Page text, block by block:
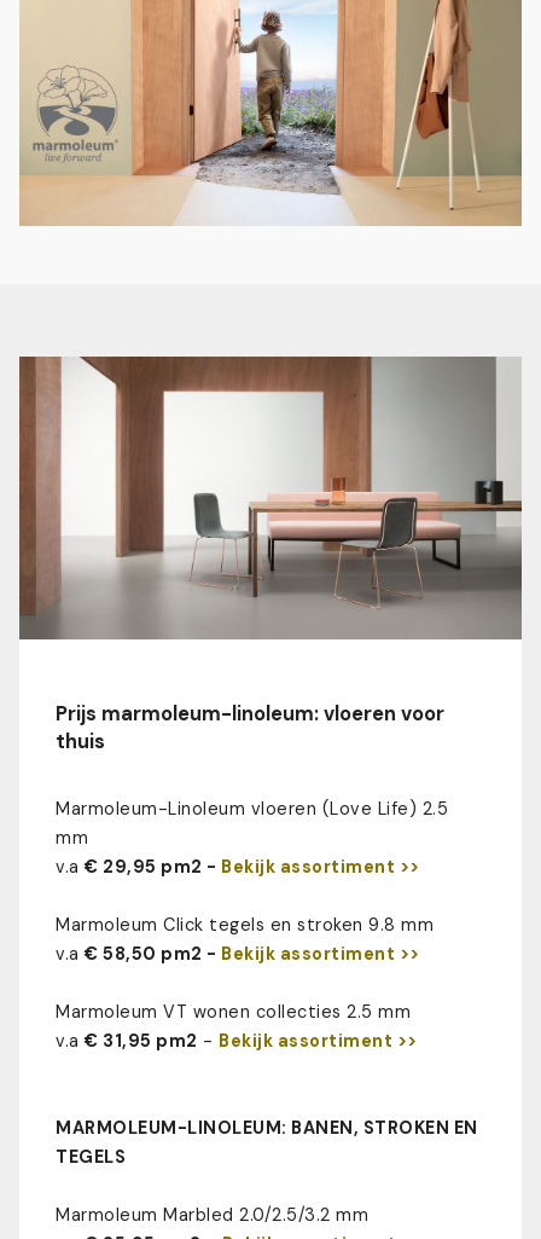
Prijs marmoleum-linoleum: vloeren voor
thuis
Marmoleum-Linoleum vloeren (Love Life) 2.5
mm
v.a€ 29,95 pm2 - Bekijk assortiment >>
Marmoleum Click tegels en stroken 9.8 mm
v.a€ 58,50 pm2 - Bekijk assortiment >>
Marmoleum VT wonen collecties 2.5 mm
v.a€ 31,95 pm2 - Bekijk assortiment >>
MARMOLEUM-LINOLEUM: BANEN, STROKEN EN
TEGELS
Marmoleum Marbled 2.0/2.5/3.2 mm